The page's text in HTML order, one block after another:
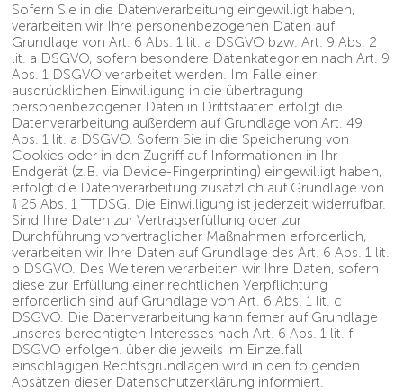
Sofern Sie in die Datenverarbeitung eingewilligt haben,
verarbeiten wir Ihre personenbezogenen Daten auf
Grundlage von Art. 6 Abs. 1 lit. a DSGVO bzw. Art. 9 Abs. 2
lit. a DSGVO, sofern besondere Datenkategorien nach Art. 9
Abs. 1 DSGVO verarbeitet werden. Im Falle einer
ausdrücklichen Einwilligung in die übertragung
personenbezogener Daten in Drittstaaten erfolgt die
Datenverarbeitung außerdem auf Grundlage von Art. 49
Abs. 1 lit. a DSGVO. Sofern Sie in die Speicherung von
Cookies oder in den Zugriff auf Informationen in Ihr
Endgerät (z.B. via Device-Fingerprinting) eingewilligt haben,
erfolgt die Datenverarbeitung zusätzlich auf Grundlage von
§ 25 Abs. 1 TTDSG. Die Einwilligung ist jederzeit widerrufbar.
Sind Ihre Daten zur Vertragserfüllung oder zur
Durchführung vorvertraglicher Maßnahmen erforderlich,
verarbeiten wir Ihre Daten auf Grundlage des Art. 6 Abs. 1 lit.
b DSGVO. Des Weiteren verarbeiten wir Ihre Daten, sofern
diese zur Erfüllung einer rechtlichen Verpflichtung
erforderlich sind auf Grundlage von Art. 6 Abs. 1 lit. c
DSGVO. Die Datenverarbeitung kann ferner auf Grundlage
unseres berechtigten Interesses nach Art. 6 Abs. 1 lit. f
DSGVO erfolgen. über die jeweils im Einzelfall
einschlägigen Rechtsgrundlagen wird in den folgenden
Absätzen dieser Datenschutzerklärung informiert.